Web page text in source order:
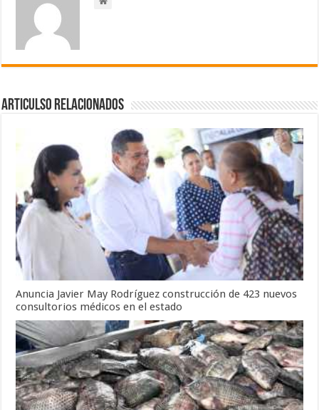
Articulso Relacionados
Anuncia Javier May Rodríguez construcción de 423 nuevos
consultorios médicos en el estado